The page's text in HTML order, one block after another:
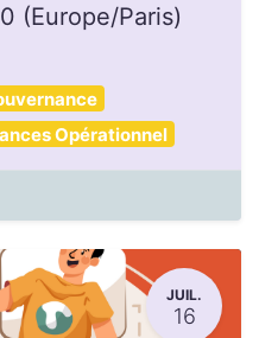
(Europe/Paris)
Opérationnel
JUIL.
16